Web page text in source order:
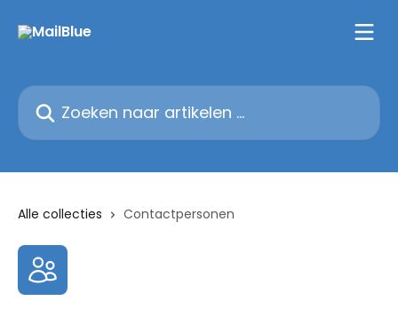
Zoeken naar artikelen ...
Alle collecties Contactpersonen